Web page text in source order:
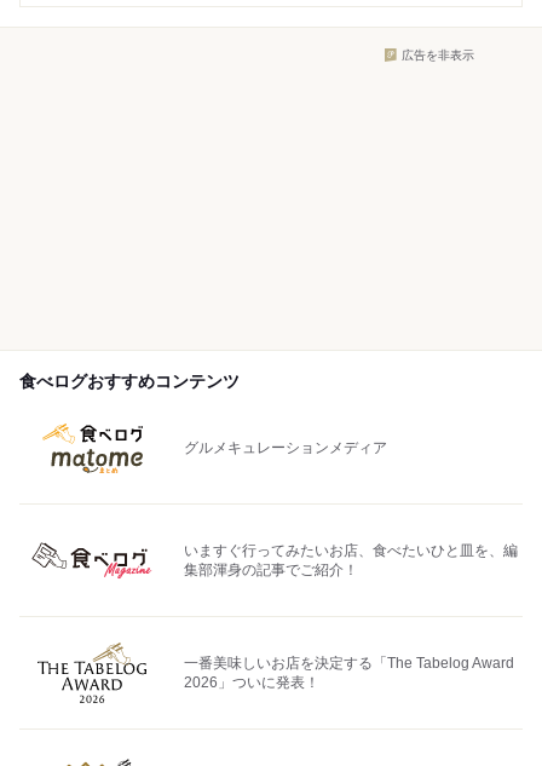
広告を非表示
食べログおすすめコンテンツ
グルメキュレーションメディア
いますぐ行ってみたいお店、食べたいひと皿を、編
集部渾身の記事でご紹介！
一番美味しいお店を決定する「The Tabelog Award
2026」ついに発表！